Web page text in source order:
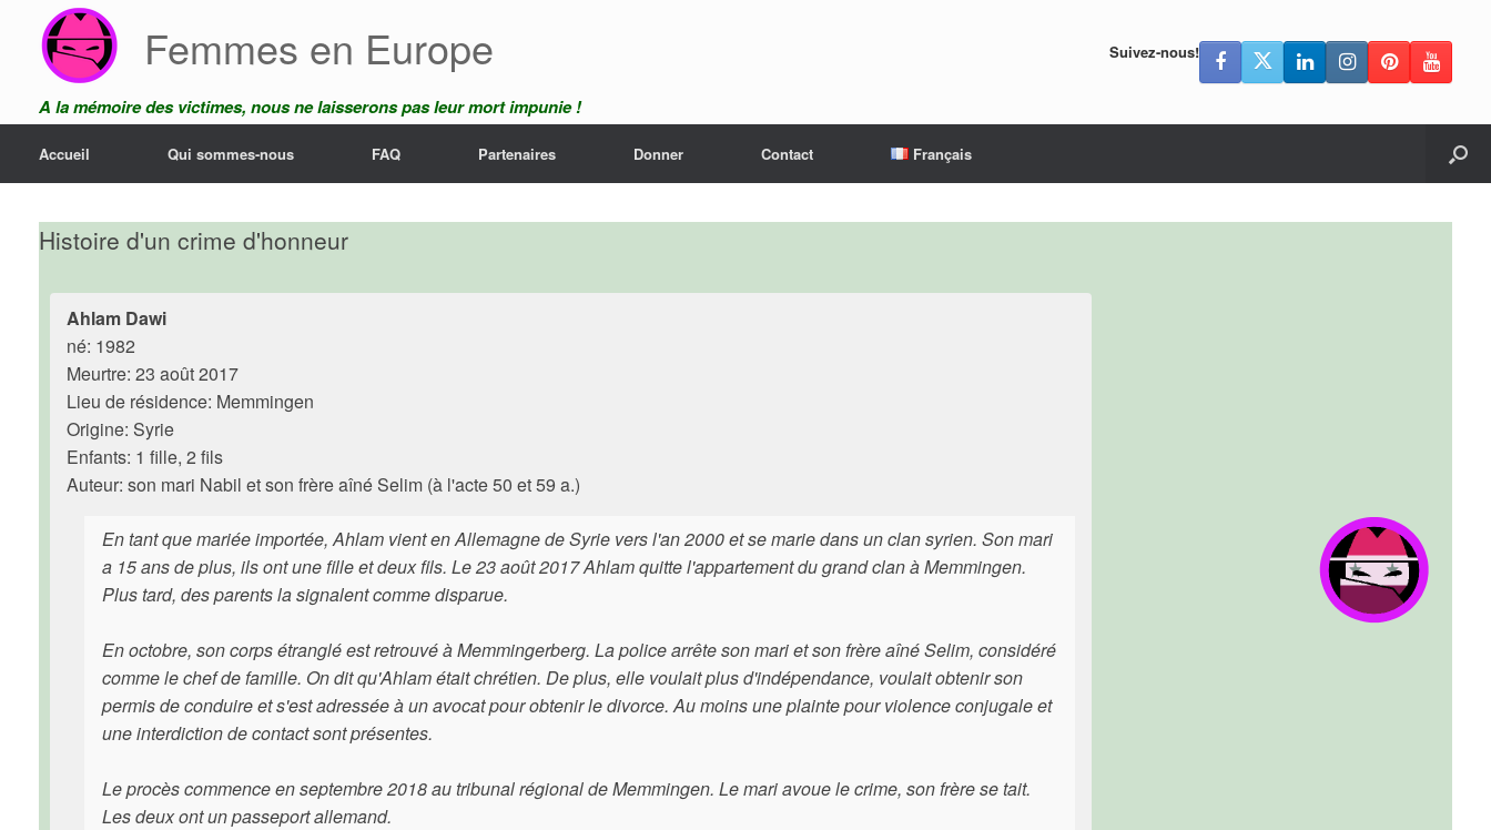
content
Femmes en Europe
A la mémoire des victimes, nous ne laisserons pas leur mort impunie !
Suivez-nous!
Accueil Qui sommes-nous FAQ Partenaires Donner Contact Français
Histoire d'un crime d'honneur
Ahlam Dawi
né: 1982
Meurtre: 23 août 2017
Lieu de résidence: Memmingen
Origine: Syrie
Enfants: 1 fille, 2 fils
Auteur: son mari Nabil et son frère aîné Selim (à l'acte 50 et 59 a.)
En tant que mariée importée, Ahlam vient en Allemagne de Syrie vers l'an 2000 et se marie dans un clan syrien. Son mari
a 15 ans de plus, ils ont une fille et deux fils. Le 23 août 2017 Ahlam quitte l'appartement du grand clan à Memmingen.
Plus tard, des parents la signalent comme disparue.
En octobre, son corps étranglé est retrouvé à Memmingerberg. La police arrête son mari et son frère aîné Selim, considéré
comme le chef de famille. On dit qu'Ahlam était chrétien. De plus, elle voulait plus d'indépendance, voulait obtenir son
permis de conduire et s'est adressée à un avocat pour obtenir le divorce. Au moins une plainte pour violence conjugale et
une interdiction de contact sont présentes.
Le procès commence en septembre 2018 au tribunal régional de Memmingen. Le mari avoue le crime, son frère se tait.
Les deux ont un passeport allemand.